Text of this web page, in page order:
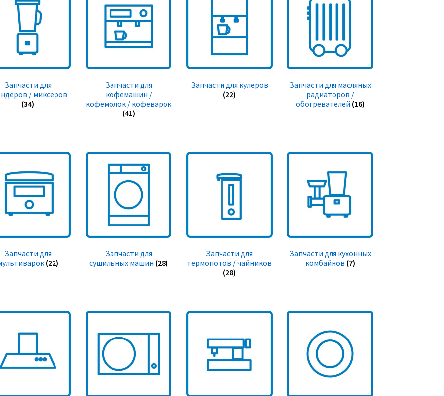
Запчасти для
/ миксеров
(34)
Запчасти для
кофемашин /
кофемолок / кофеварок
(41)
Запчасти для кулеров
(22)
Запчасти для масляных
радиаторов /
обогревателей (16)
Запчасти для
(22)
Запчасти для
сушильных машин (28)
Запчасти для
термопотов / чайников
(28)
Запчасти для кухонных
комбайнов (7)